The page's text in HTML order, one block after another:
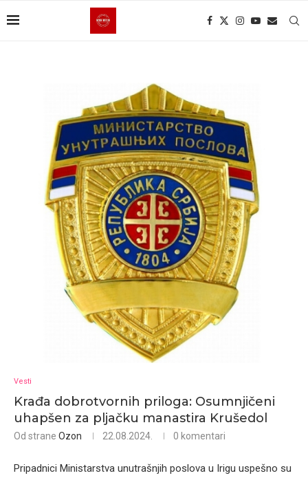
Vesti
Krađa dobrotvornih priloga: Osumnjičeni
uhapšen za pljačku manastira Krušedol
Od strane Ozon 22.08.2024. 0 komentari
Pripadnici Ministarstva unutrašnjih poslova u Irigu uspešno su